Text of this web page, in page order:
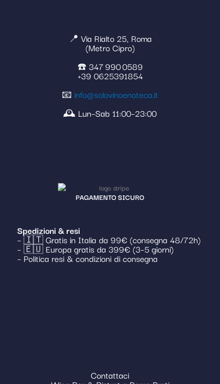
📍 Via Rialto 25, Roma
(Metro Cipro)
☎️ 347 990 0589
+39 0625391854
📧 info@solovinoenoteca.it
🕰️ Lun–Sab 11:00–23:00
PAGAMENTO SICURO
Spedizioni & resi
– 🇮🇹 Gratis in Italia da 99€ (consegna 48/72h)
– 🇪🇺 Europa gratis da 399€ (3–5 giorni)
– Politica resi & condizioni di consegna
Contattaci